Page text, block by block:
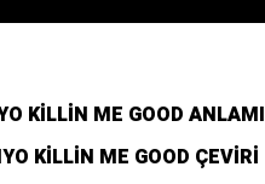
KILLIN ME GOOD ANLAMI
KILLIN ME GOOD ÇEVIRI